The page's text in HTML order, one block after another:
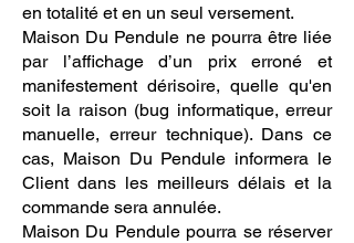
en totalité et en un seul versement.
Maison Du Pendule ne pourra être liée
par l’affichage d’un prix erroné et
manifestement dérisoire, quelle qu'en
soit la raison (bug informatique, erreur
manuelle, erreur technique). Dans ce
cas, Maison Du Pendule informera le
Client dans les meilleurs délais et la
commande sera annulée.
Maison Du Pendule pourra se réserver